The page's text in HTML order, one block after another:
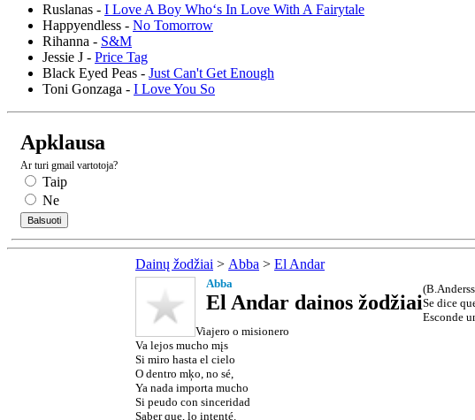
Ruslanas - I Love A Boy Who‘s In Love With A Fairytale
Happyendless - No Tomorrow
Rihanna - S&M
Jessie J - Price Tag
Black Eyed Peas - Just Can't Get Enough
Toni Gonzaga - I Love You So
Apklausa
Ar turi gmail vartotoja?
Taip
Ne
Dainų žodžiai > Abba > El Andar
Abba
El Andar dainos žodžiaiSe dice
Esconde
Viajero o misionero
Va lejos mucho mįs
Si miro hasta el cielo
O dentro mķo, no sé,
Ya nada importa mucho
Si peudo con sinceridad
Saber que, lo intenté.